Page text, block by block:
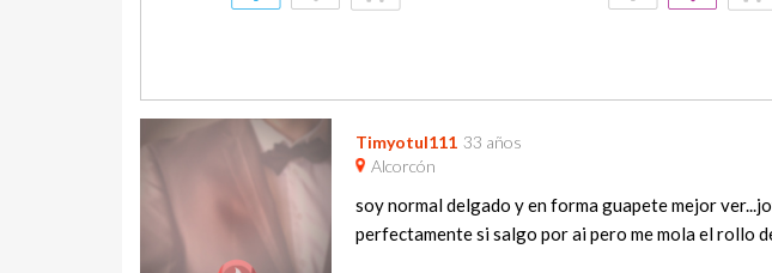
Timyotul111 33 años
Alcorcón
soy normal delgado y en forma guapete mejor
perfectamente si salgo por ai pero me mola el rollo